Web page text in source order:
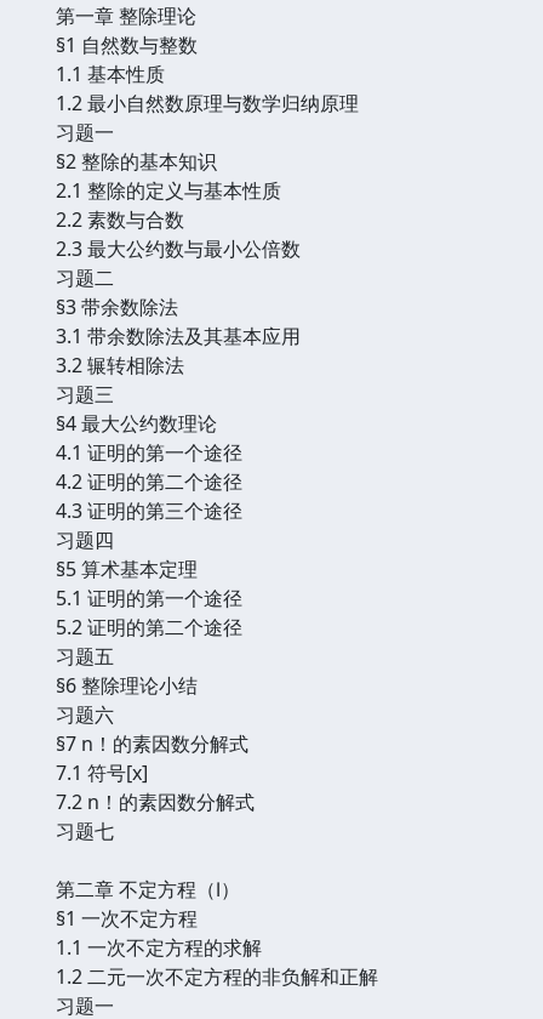
第一章 整除理论
§1 自然数与整数
1.1 基本性质
1.2 最小自然数原理与数学归纳原理
习题一
§2 整除的基本知识
2.1 整除的定义与基本性质
2.2 素数与合数
2.3 最大公约数与最小公倍数
习题二
§3 带余数除法
3.1 带余数除法及其基本应用
3.2 辗转相除法
习题三
§4 最大公约数理论
4.1 证明的第一个途径
4.2 证明的第二个途径
4.3 证明的第三个途径
习题四
§5 算术基本定理
5.1 证明的第一个途径
5.2 证明的第二个途径
习题五
§6 整除理论小结
习题六
§7 n！的素因数分解式
7.1 符号[x]
7.2 n！的素因数分解式
习题七
第二章 不定方程（Ⅰ）
§1 一次不定方程
1.1 一次不定方程的求解
1.2 二元一次不定方程的非负解和正解
习题一